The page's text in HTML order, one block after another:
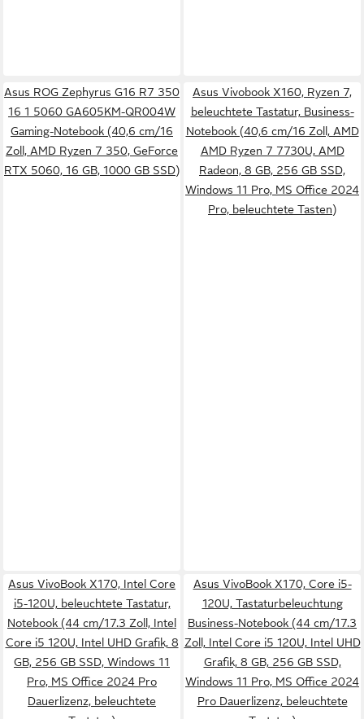
Asus ROG Zephyrus G16 R7 350
16 1 5060 GA605KM-QR004W
Gaming-Notebook (40,6 cm/16
Zoll, AMD Ryzen 7 350, GeForce
RTX 5060, 16 GB, 1000 GB SSD)
Asus Vivobook X160, Ryzen 7,
beleuchtete Tastatur, Business-
Notebook (40,6 cm/16 Zoll, AMD
AMD Ryzen 7 7730U, AMD
Radeon, 8 GB, 256 GB SSD,
Windows 11 Pro, MS Office 2024
Pro, beleuchtete Tasten)
Asus VivoBook X170, Intel Core
i5-120U, beleuchtete Tastatur,
Notebook (44 cm/17.3 Zoll, Intel
Core i5 120U, Intel UHD Grafik, 8
GB, 256 GB SSD, Windows 11
Pro, MS Office 2024 Pro
Dauerlizenz, beleuchtete
Asus VivoBook X170, Core i5-
120U, Tastaturbeleuchtung
Business-Notebook (44 cm/17.3
Zoll, Intel Core i5 120U, Intel UHD
Grafik, 8 GB, 256 GB SSD,
Windows 11 Pro, MS Office 2024
Pro Dauerlizenz, beleuchtete